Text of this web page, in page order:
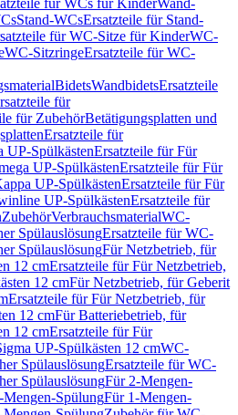
für WCs für KinderWand-
Stand-WCsErsatzteile für Stand-
für WC-Sitze für KinderWC-
WC-SitzringeErsatzteile für WC-
BidetsWandbidetsErsatzteile
für
für ZubehörBetätigungsplatten und
Ersatzteile für
UP-SpülkästenErsatzteile für Für
UP-SpülkästenErsatzteile für Für
UP-SpülkästenErsatzteile für Für
UP-SpülkästenErsatzteile für
ZubehörVerbrauchsmaterialWC-
SpülauslösungErsatzteile für WC-
SpülauslösungFür Netzbetrieb, für
12 cmErsatzteile für Für Netzbetrieb,
12 cmFür Netzbetrieb, für Geberit
Ersatzteile für Für Netzbetrieb, für
12 cmFür Batteriebetrieb, für
12 cmErsatzteile für Für
UP-Spülkästen 12 cmWC-
SpülauslösungErsatzteile für WC-
SpülauslösungFür 2-Mengen-
SpülungFür 1-Mengen-